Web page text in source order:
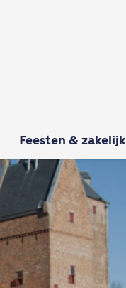
Feesten & zakelijk